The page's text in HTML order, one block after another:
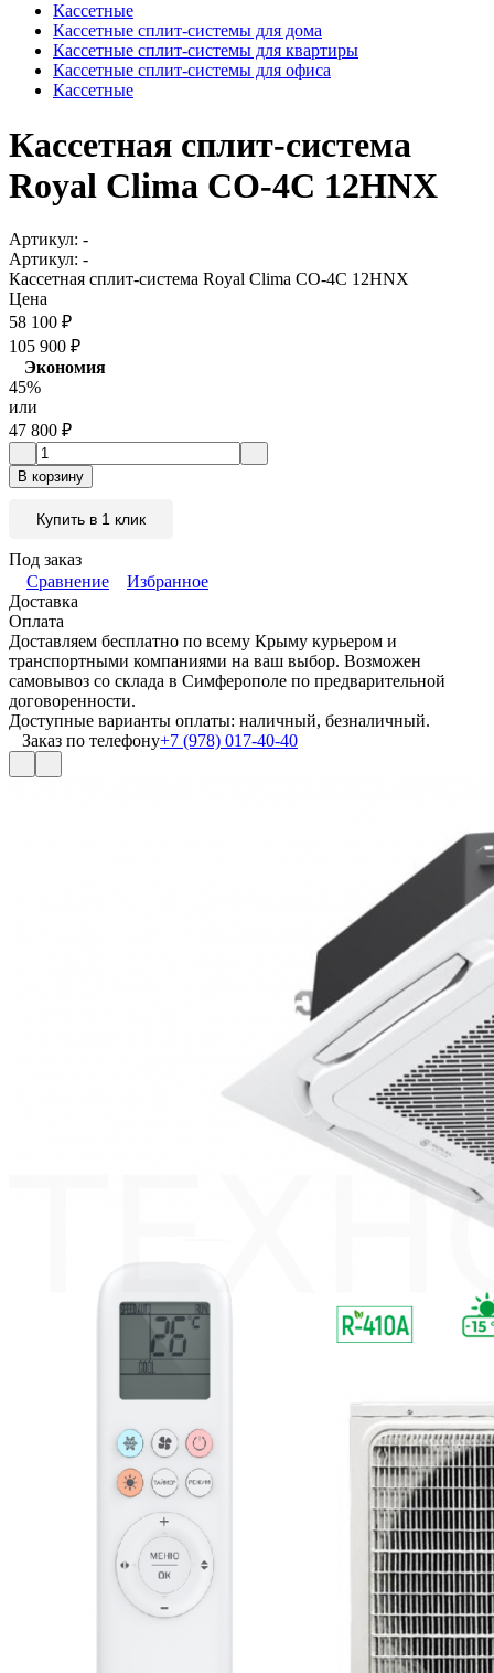
Кассетные
Кассетные сплит-системы для дома
Кассетные сплит-системы для квартиры
Кассетные сплит-системы для офиса
Кассетные
Кассетная сплит-система
Royal Clima CO-4C 12HNX
Артикул: -
Артикул: -
Кассетная сплит-система Royal Clima CO-4C 12HNX
Цена
58 100 ₽
105 900 ₽
Экономия
45%
или
47 800 ₽
В корзину
Купить в 1 клик
Под заказ
Сравнение
Избранное
Доставка
Оплата
Доставляем бесплатно по всему Крыму курьером и
транспортными компаниями на ваш выбор. Возможен
самовывоз со склада в Симферополе по предварительной
договоренности.
Доступные варианты оплаты: наличный, безналичный.
Заказ по телефону+7 (978) 017-40-40